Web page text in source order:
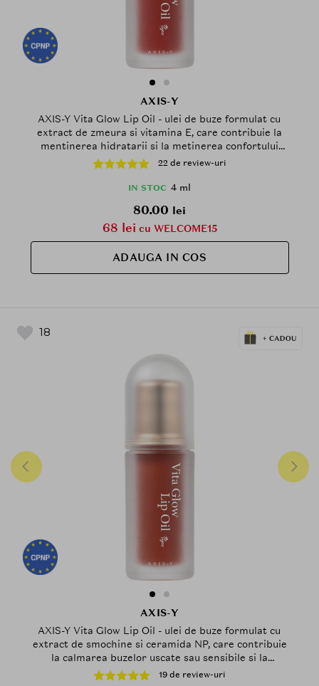
AXIS-Y
AXIS-Y Vita Glow Lip Oil - ulei de buze formulat cu
extract de zmeura si vitamina E, care contribuie la
mentinerea hidratarii si la metinerea confortului
zilnic - 4 ml - Chilled Berry
22 de review-uri
IN STOC 4 ml
80.00 lei
68 lei cu WELCOME15
ADAUGA IN COS
18
AXIS-Y
AXIS-Y Vita Glow Lip Oil - ulei de buze formulat cu
extract de smochine si ceramida NP, care contribuie
la calmarea buzelor uscate sau sensibile si la
mentinerea confortului - 4 ml - Cozy Fig
19 de review-uri